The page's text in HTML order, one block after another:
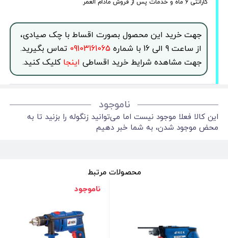
گارانتی 6 ماه و خدمات پس از فروش مادام العمر
جهت خرید این محصول بصورت اقساط با چک صیادی،
از ساعت 9 الی 16 با شماره
09103161065 تماس بگیرید.
جهت مشاهده شرایط خرید اقساطی اینجاکلیک کنید.
ناموجود
این کالا فعلا موجود نیست اما می‌توانید زنگوله را بزنید تا به
محض موجود شدن، به شما خبر دهیم
محصولات مرتبط
ناموجود